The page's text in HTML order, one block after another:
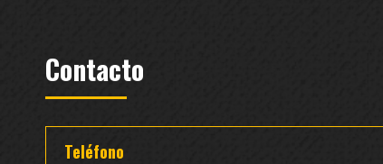
Contacto
Teléfono